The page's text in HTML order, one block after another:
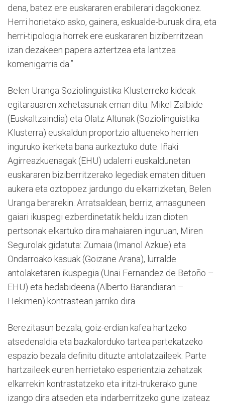
dena, batez ere euskararen erabilerari dagokionez.
Herri horietako asko, gainera, eskualde-buruak dira, eta
herri-tipologia horrek ere euskararen biziberritzean
izan dezakeen papera aztertzea eta lantzea
komenigarria da.”
Belen Uranga Soziolinguistika Klusterreko kideak
egitarauaren xehetasunak eman ditu: Mikel Zalbide
(Euskaltzaindia) eta Olatz Altunak (Soziolinguistika
Klusterra) euskaldun proportzio altueneko herrien
inguruko ikerketa bana aurkeztuko dute. Iñaki
Agirreazkuenagak (EHU) udalerri euskaldunetan
euskararen biziberritzerako legediak ematen dituen
aukera eta oztopoez jardungo du elkarrizketan, Belen
Uranga berarekin. Arratsaldean, berriz, arnasguneen
gaiari ikuspegi ezberdinetatik heldu izan dioten
pertsonak elkartuko dira mahaiaren inguruan, Miren
Segurolak gidatuta: Zumaia (Imanol Azkue) eta
Ondarroako kasuak (Goizane Arana), lurralde
antolaketaren ikuspegia (Unai Fernandez de Betoño –
EHU) eta hedabideena (Alberto Barandiaran –
Hekimen) kontrastean jarriko dira.
Berezitasun bezala, goiz-erdian kafea hartzeko
atsedenaldia eta bazkalorduko tartea partekatzeko
espazio bezala definitu dituzte antolatzaileek. Parte
hartzaileek euren herrietako esperientzia zehatzak
elkarrekin kontrastatzeko eta iritzi-trukerako gune
izango dira atseden eta indarberritzeko gune izateaz